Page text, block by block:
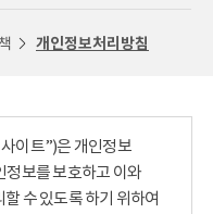
개인정보처리방침
이트”)은 개인정보
정보를 보호하고 이와
수 있도록 하기 위하여